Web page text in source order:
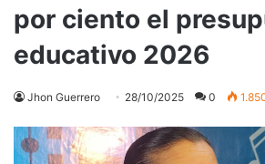
por ciento el
educativo 2026
Jhon Guerrero 28/10/2025 0